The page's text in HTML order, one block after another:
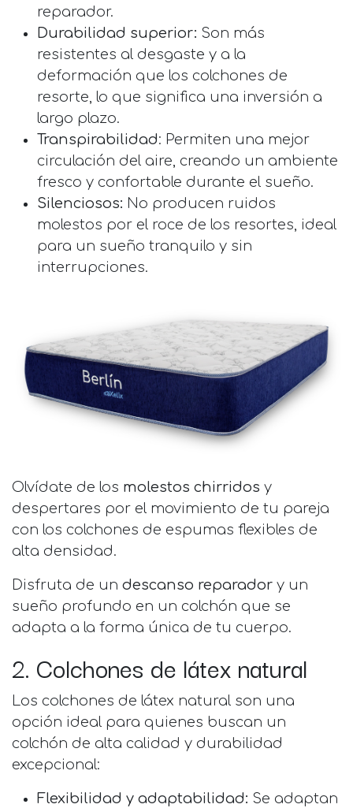
reparador.
Durabilidad superior: Son más
resistentes al desgaste y a la
deformación que los colchones de
resorte, lo que significa una inversión a
largo plazo.
Transpirabilidad: Permiten una mejor
circulación del aire, creando un ambiente
fresco y confortable durante el sueño.
Silenciosos: No producen ruidos
molestos por el roce de los resortes, ideal
para un sueño tranquilo y sin
interrupciones.
Olvídate de los molestos chirridos y
despertares por el movimiento de tu pareja
con los colchones de espumas flexibles de
alta densidad.
Disfruta de un descanso reparador y un
sueño profundo en un colchón que se
adapta a la forma única de tu cuerpo.
2. Colchones de látex natural
Los colchones de látex natural son una
opción ideal para quienes buscan un
colchón de alta calidad y durabilidad
excepcional:
Flexibilidad y adaptabilidad: Se adaptan